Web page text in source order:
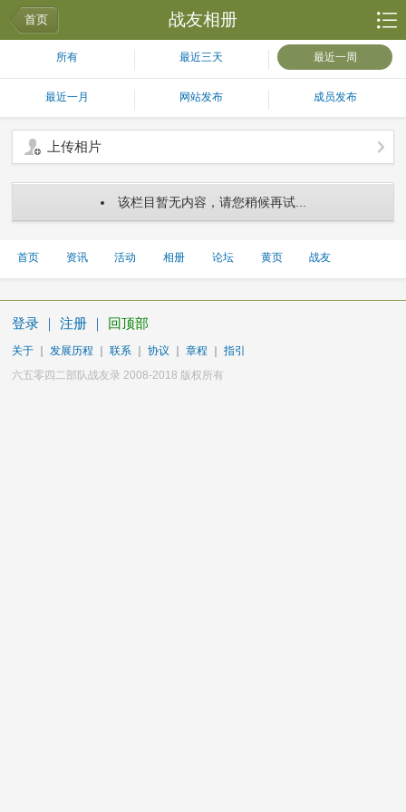
首页 战友相册
所有 最近三天 最近一周
最近一月 网站发布 成员发布
上传相片
该栏目暂无内容，请您稍候再试...
首页 资讯 活动 相册 论坛 黄页 战友
登录 ｜ 注册 ｜ 回顶部
关于 发展历程 联系 协议 章程
指引
六五零四二部队战友录 2008-2018 版权所有